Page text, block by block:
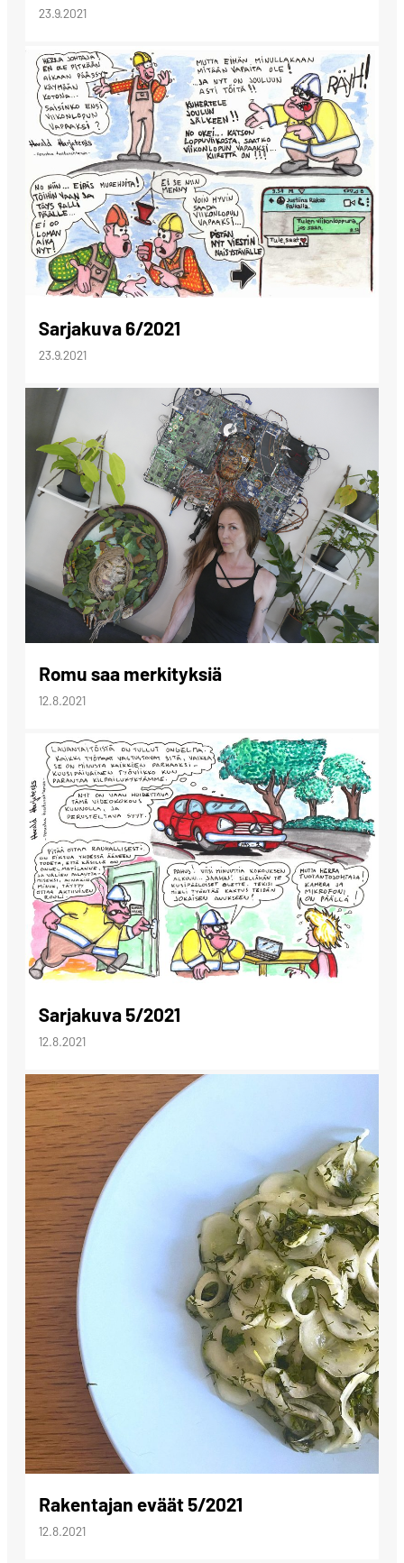
23.9.2021
Sarjakuva 6/2021
23.9.2021
Romu saa merkityksiä
12.8.2021
Sarjakuva 5/2021
12.8.2021
Rakentajan eväät 5/2021
12.8.2021